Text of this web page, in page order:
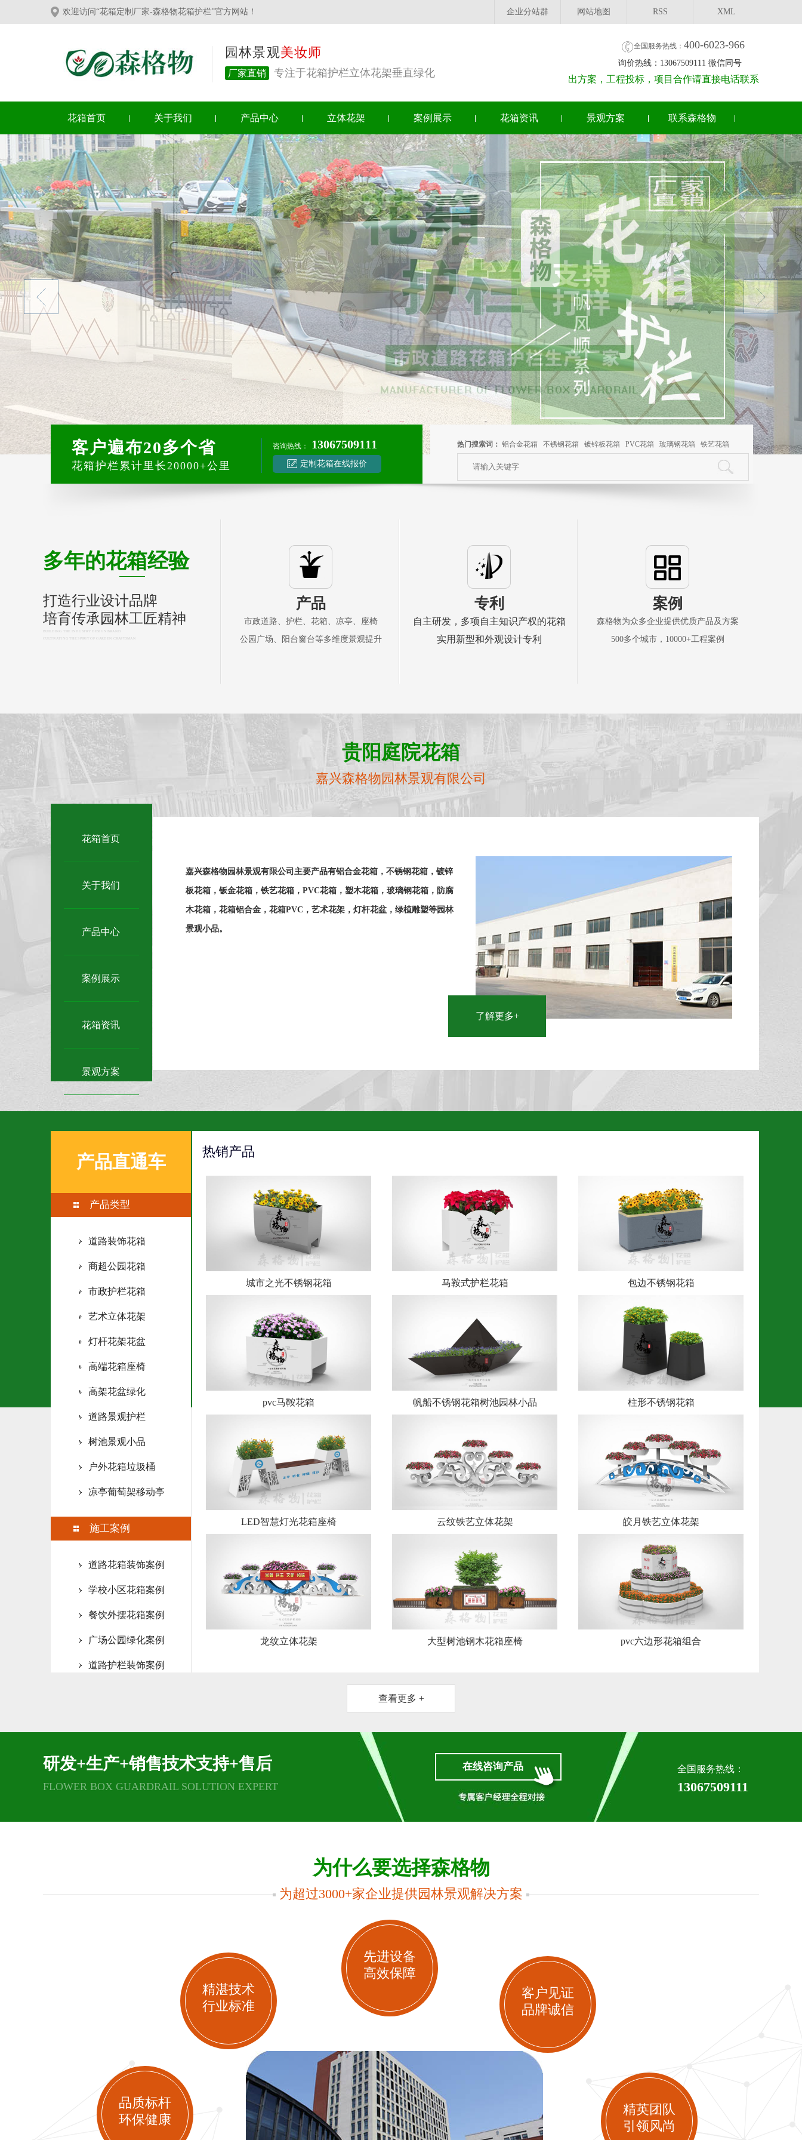
欢迎访问“花箱定制厂家-森格物花箱护栏”官方网站！ 企业分站群 网站地图 RSS XML
园林景观美妆师
厂家直销 专注于花箱护栏立体花架垂直绿化
全国服务热线： 400-6023-966
询价热线：13067509111 微信同号
出方案，工程投标，项目合作请直接电话联系
花箱首页 关于我们 产品中心 立体花架 案例展示 花箱资讯 景观方案 联系森格物
客户遍布20多个省
花箱护栏累计里长20000+公里
咨询热线： 13067509111
定制花箱在线报价
热门搜索词： 铝合金花箱 不锈钢花箱 镀锌板花箱 PVC花箱 玻璃钢花箱 铁艺花箱
多年的花箱经验
打造行业设计品牌
培育传承园林工匠精神
BUILDING THE INDUSTRY DESIGN BRAND
CULTIVATING THE SPIRIT OF GARDEN CRAFTSMAN
产品
市政道路、护栏、花箱、凉亭、座椅
公园广场、阳台窗台等多维度景观提升
专利
自主研发，多项自主知识产权的花箱
实用新型和外观设计专利
案例
森格物为众多企业提供优质产品及方案
500多个城市，10000+工程案例
贵阳庭院花箱
嘉兴森格物园林景观有限公司
花箱首页
关于我们
产品中心
案例展示
花箱资讯
景观方案
嘉兴森格物园林景观有限公司主要产品有铝合金花箱，不锈钢花箱，镀锌
板花箱，钣金花箱，铁艺花箱，PVC花箱，塑木花箱，玻璃钢花箱，防腐
木花箱，花箱铝合金，花箱PVC，艺术花架，灯杆花盆，绿植雕塑等园林
景观小品。
了解更多+
产品直通车
产品类型
道路装饰花箱
商超公园花箱
市政护栏花箱
艺术立体花架
灯杆花架花盆
高端花箱座椅
高架花盆绿化
道路景观护栏
树池景观小品
户外花箱垃圾桶
凉亭葡萄架移动亭
施工案例
道路花箱装饰案例
学校小区花箱案例
餐饮外摆花箱案例
广场公园绿化案例
道路护栏装饰案例
热销产品
城市之光不锈钢花箱 马鞍式护栏花箱 包边不锈钢花箱
pvc马鞍花箱 帆船不锈钢花箱树池园林小品 柱形不锈钢花箱
LED智慧灯光花箱座椅 云纹铁艺立体花架 皎月铁艺立体花架
龙纹立体花架 大型树池钢木花箱座椅 pvc六边形花箱组合
查看更多 +
研发+生产+销售技术支持+售后
FLOWER BOX GUARDRAIL SOLUTION EXPERT
在线咨询产品 全国服务热线：
13067509111
为什么要选择森格物
为超过3000+家企业提供园林景观解决方案
品质标杆
环保健康
精湛技术
行业标准
先进设备
高效保障
客户见证
品牌诚信
精英团队
引领风尚